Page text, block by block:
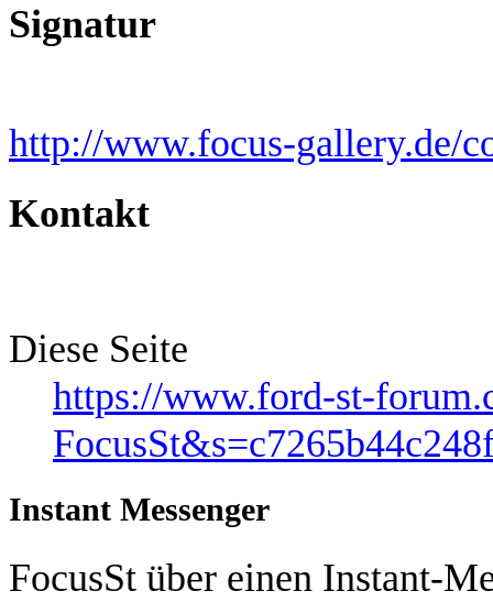
Signatur
http://www.focus-gallery.de/
Kontakt
Diese Seite
https://www.ford-st-
Instant Messenger
FocusSt über einen Instant-